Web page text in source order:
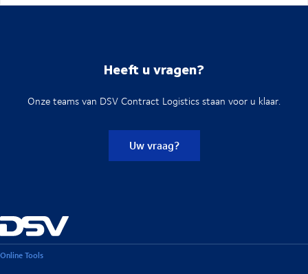
Heeft u vragen?
Onze teams van DSV Contract Logistics staan voor u klaar.
Uw vraag?
Online Tools